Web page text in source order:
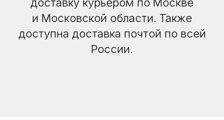
и Московской области. Также
доступна доставка почтой по всей
России.